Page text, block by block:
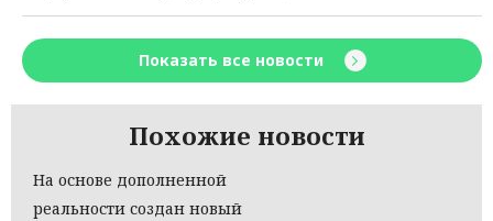
Показать все новости
Похожие новости
На основе дополненной
реальности создан новый